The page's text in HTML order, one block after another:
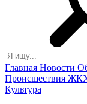
Главная Новости
Происшествия
Культура